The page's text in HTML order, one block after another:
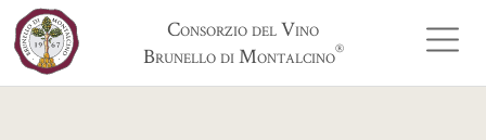
Consorzio del Vino
Brunello di Montalcino®